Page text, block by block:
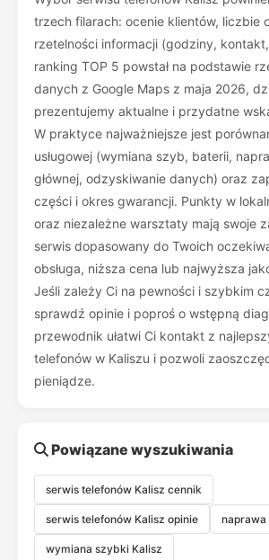
trzech filarach: ocenie klientów, liczbie
rzetelności informacji (godziny,
ranking TOP 5 powstał na podstawie
danych z Google Maps z maja 2026,
prezentujemy aktualne i przydatne
W praktyce najważniejsze jest
usługowej (wymiana szyb, baterii,
głównej, odzyskiwanie danych) oraz
części i okres gwarancji. Punkty w
oraz niezależne warsztaty mają swoje
serwis dopasowany do Twoich
obsługa, niższa cena lub najwyższa
Jeśli zależy Ci na pewności i szybkim
sprawdź opinie i poproś o wstępną
przewodnik ułatwi Ci kontakt z
telefonów w Kaliszu i pozwoli
pieniądze.
Powiązane wyszukiwania
serwis telefonów Kalisz cennik
serwis telefonów Kalisz opinie naprawa
wymiana szybki Kalisz